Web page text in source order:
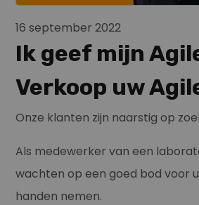
16 september 2022
Ik geef mijn
Verkoop uw
Onze klanten zijn naarstig op
Als medewerker van een
wachten op een goed bod voor
handen nemen.